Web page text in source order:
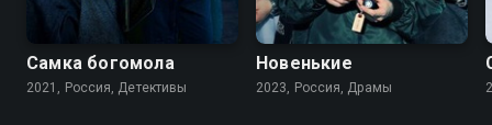
7.8 6.7
Самка богомола
2021, Россия, Детективы
6.8 5.1
Новенькие
2023, Россия, Драмы